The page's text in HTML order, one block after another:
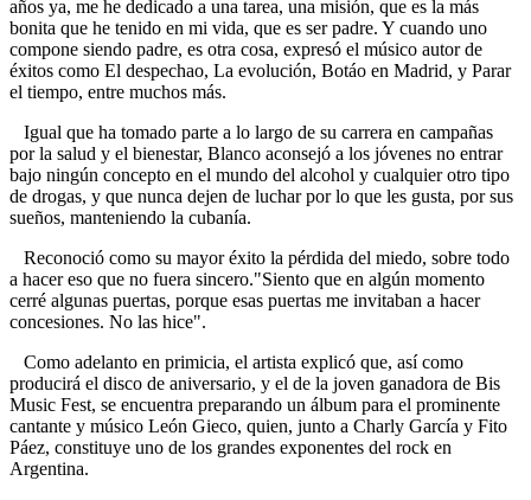
años ya, me he dedicado a una tarea, una misión, que es la más
bonita que he tenido en mi vida, que es ser padre. Y cuando uno
compone siendo padre, es otra cosa, expresó el músico autor de
éxitos como El despechao, La evolución, Botáo en Madrid, y Parar
el tiempo, entre muchos más.
Igual que ha tomado parte a lo largo de su carrera en campañas
por la salud y el bienestar, Blanco aconsejó a los jóvenes no entrar
bajo ningún concepto en el mundo del alcohol y cualquier otro tipo
de drogas, y que nunca dejen de luchar por lo que les gusta, por sus
sueños, manteniendo la cubanía.
Reconoció como su mayor éxito la pérdida del miedo, sobre todo
a hacer eso que no fuera sincero."Siento que en algún momento
cerré algunas puertas, porque esas puertas me invitaban a hacer
concesiones. No las hice".
Como adelanto en primicia, el artista explicó que, así como
producirá el disco de aniversario, y el de la joven ganadora de Bis
Music Fest, se encuentra preparando un álbum para el prominente
cantante y músico León Gieco, quien, junto a Charly García y Fito
Páez, constituye uno de los grandes exponentes del rock en
Argentina.